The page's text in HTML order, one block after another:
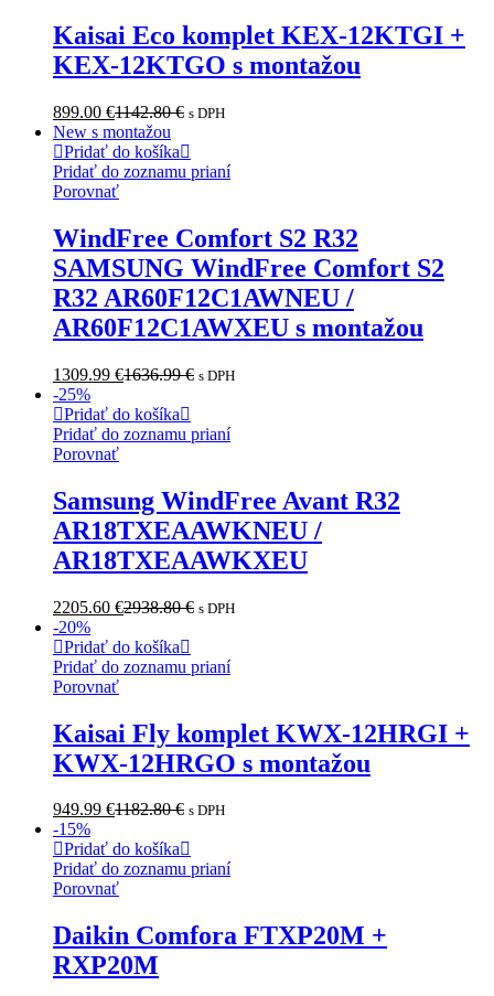
Kaisai Eco komplet KEX-12KTGI +
KEX-12KTGO s montažou
899.00 €1142.80€ s DPH
New s montažou
Pridať do košíka
Pridať do zoznamu prianí
Porovnať
WindFree Comfort S2 R32
SAMSUNG WindFree Comfort S2
R32 AR60F12C1AWNEU /
AR60F12C1AWXEU s montažou
1309.99 €1636.99€ s DPH
-25%
Pridať do košíka
Pridať do zoznamu prianí
Porovnať
Samsung WindFree Avant R32
AR18TXEAAWKNEU /
AR18TXEAAWKXEU
2205.60 €2938.80€ s DPH
-20%
Pridať do košíka
Pridať do zoznamu prianí
Porovnať
Kaisai Fly komplet KWX-12HRGI +
KWX-12HRGO s montažou
949.99 €1182.80€ s DPH
-15%
Pridať do košíka
Pridať do zoznamu prianí
Porovnať
Daikin Comfora FTXP20M +
RXP20M